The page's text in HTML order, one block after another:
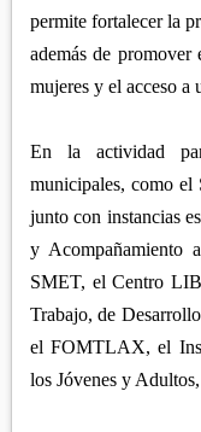
permite fortalecer la
además de
mujeres y el acceso a
En la actividad
municipales, como
junto con instancias
y Acompañamiento
SMET, el Centro
Trabajo, de
el FOMTLAX, el
los Jóvenes y